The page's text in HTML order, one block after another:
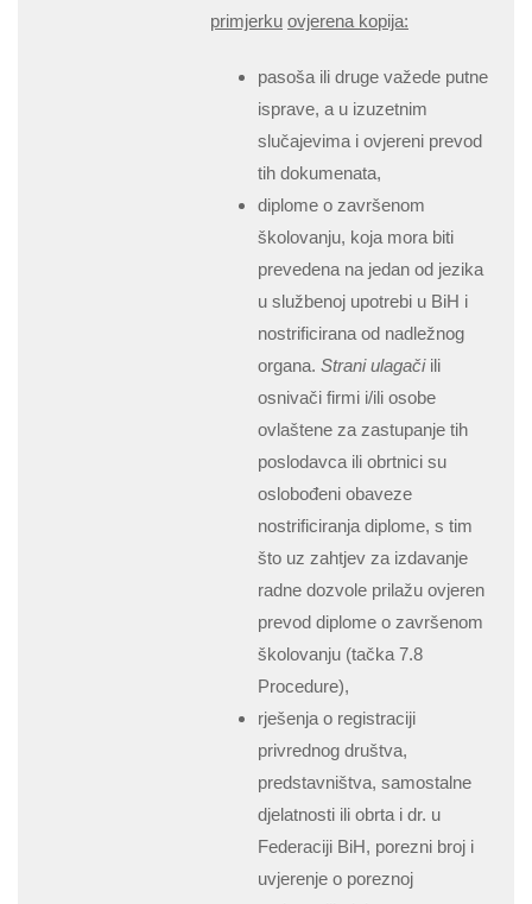
primjerku ovjerena kopija:
pasoša ili druge važede putne
isprave, a u izuzetnim
slučajevima i ovjereni prevod
tih dokumenata,
diplome o završenom
školovanju, koja mora biti
prevedena na jedan od jezika
u službenoj upotrebi u BiH i
nostrificirana od nadležnog
organa. Strani ulagačiili
osnivači firmi i/ili osobe
ovlaštene za zastupanje tih
poslodavca ili obrtnici su
oslobođeni obaveze
nostrificiranja diplome, s tim
što uz zahtjev za izdavanje
radne dozvole prilažu ovjeren
prevod diplome o završenom
školovanju (tačka 7.8
Procedure),
rješenja o registraciji
privrednog društva,
predstavništva, samostalne
djelatnosti ili obrta i dr. u
Federaciji BiH, porezni broj i
uvjerenje o poreznoj